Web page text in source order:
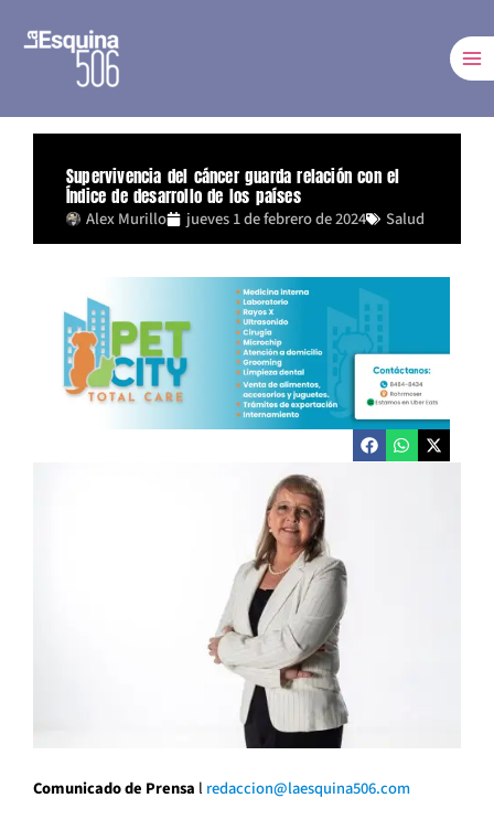
Supervivencia del cáncer guarda relación con el
Índice de desarrollo de los países
Alex Murillo jueves 1 de febrero de 2024 Salud
Comunicado de Prensa l redaccion@laesquina506.com